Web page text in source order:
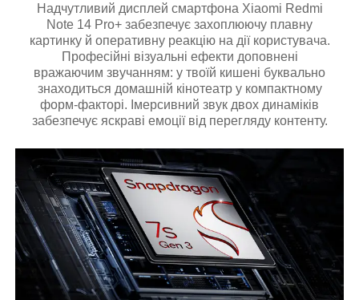
Надчутливий дисплей смартфона Xiaomi Redmi
Note 14 Pro+ забезпечує захоплюючу плавну
картинку й оперативну реакцію на дії користувача.
Професійні візуальні ефекти доповнені
вражаючим звучанням: у твоїй кишені буквально
знаходиться домашній кінотеатр у компактному
форм-факторі. Імерсивний звук двох динаміків
забезпечує яскраві емоції від перегляду контенту.